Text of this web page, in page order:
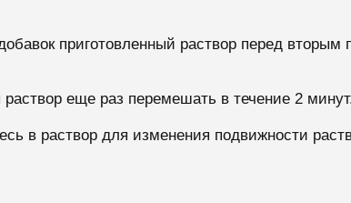
приготовленный раствор перед
раствор еще раз перемешать в течение 2
в раствор для изменения подвижности